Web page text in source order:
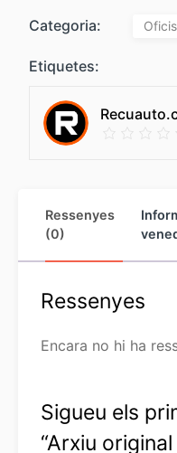
Categoria: Oficis
Etiquetes:
Ressenyes
(0)
Ressenyes
Encara no hi ha
Sigueu els
“Arxiu